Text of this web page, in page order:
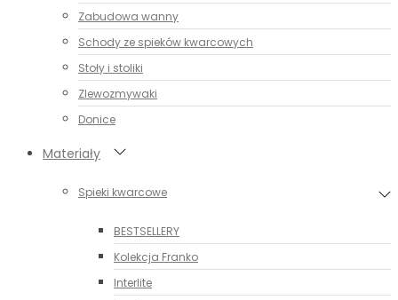
Zabudowa wanny
Schody ze spieków kwarcowych
Stoły i stoliki
Zlewozmywaki
Donice
Materiały
Spieki kwarcowe
BESTSELLERY
Kolekcja Franko
Interlite